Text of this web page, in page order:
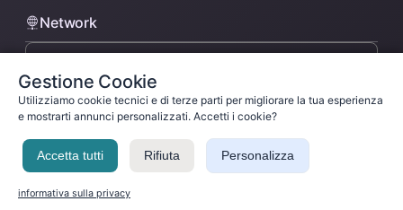
Gestione Cookie
Utilizziamo cookie tecnici e di terze parti per migliorare la tua esperienza
e mostrarti annunci personalizzati. Accetti i cookie?
Accetta tutti Rifiuta Personalizza
informativa sulla privacy
Network
lsnn.net
Privacy PolicyTermini di ServizioLicenza